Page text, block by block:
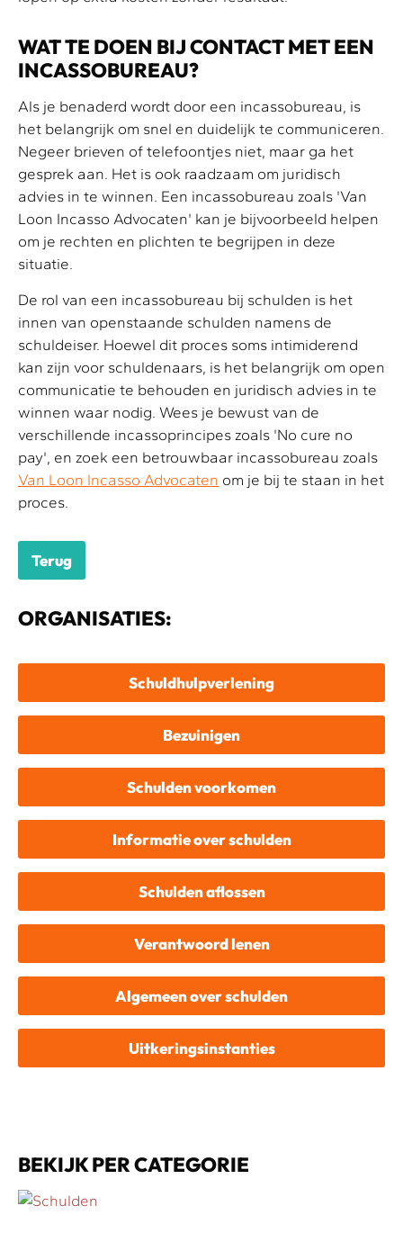
WAT TE DOEN BIJ CONTACT MET EEN
INCASSOBUREAU?
Als je benaderd wordt door een incassobureau, is
het belangrijk om snel en duidelijk te communiceren.
Negeer brieven of telefoontjes niet, maar ga het
gesprek aan. Het is ook raadzaam om juridisch
advies in te winnen. Een incassobureau zoals 'Van
Loon Incasso Advocaten' kan je bijvoorbeeld helpen
om je rechten en plichten te begrijpen in deze
situatie.
De rol van een incassobureau bij schulden is het
innen van openstaande schulden namens de
schuldeiser. Hoewel dit proces soms intimiderend
kan zijn voor schuldenaars, is het belangrijk om open
communicatie te behouden en juridisch advies in te
winnen waar nodig. Wees je bewust van de
verschillende incassoprincipes zoals 'No cure no
pay', en zoek een betrouwbaar incassobureau zoals
Van Loon Incasso Advocaten om je bij te staan in het
proces.
Terug
ORGANISATIES:
Schuldhulpverlening
Bezuinigen
Schulden voorkomen
Informatie over schulden
Schulden aflossen
Verantwoord lenen
Algemeen over schulden
Uitkeringsinstanties
BEKIJK PER CATEGORIE